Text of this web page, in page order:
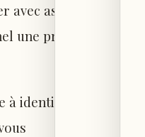
avec assurance et
une priorité non
identifier les